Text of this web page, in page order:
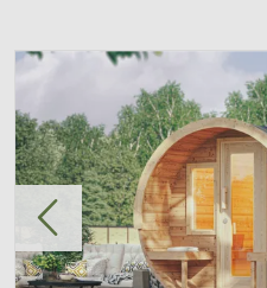
Garten & Outdoor
Zu Hause
Service